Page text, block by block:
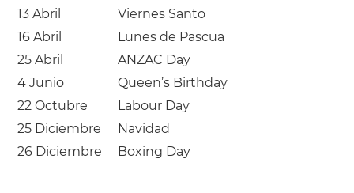
13 Abril
Viernes Santo
16 Abril
Lunes de Pascua
25 Abril
ANZAC Day
4 Junio
Queen’s Birthday
22 Octubre
Labour Day
25 Diciembre
Navidad
26 Diciembre
Boxing Day